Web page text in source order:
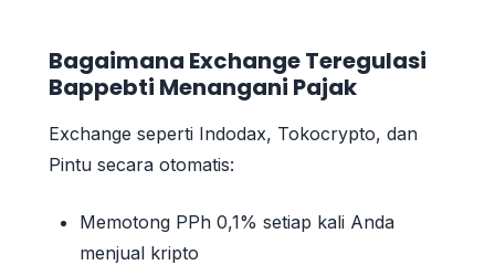
Bagaimana Exchange Teregulasi
Bappebti Menangani Pajak
Exchange seperti Indodax, Tokocrypto, dan
Pintu secara otomatis:
Memotong PPh 0,1% setiap kali Anda
menjual kripto